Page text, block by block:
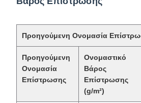
Προηγούμενη Ονομασία
Προηγούμενη
Ονομασία
Επίστρωσης
Ονομαστικό
Βάρος
Επίστρωσης
(g/m²)